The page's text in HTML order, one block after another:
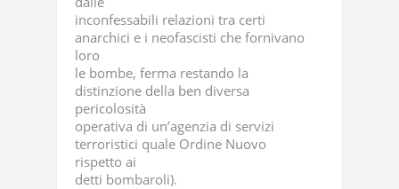
inconfessabili relazioni tra certi
anarchici e i neofascisti che fornivano
loro
le bombe, ferma restando la
distinzione della ben diversa
pericolosità
operativa di un’agenzia di servizi
terroristici quale Ordine Nuovo
rispetto ai
detti bombaroli).